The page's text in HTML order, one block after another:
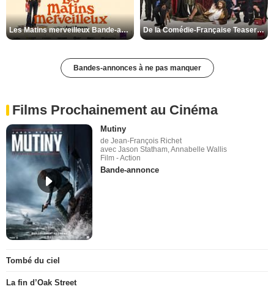
Les Matins merveilleux Bande-annonce VF De la Comédie-Française Teaser VF
Bandes-annonces à ne pas manquer
Films Prochainement au Cinéma
Mutiny
de Jean-François Richet
avec Jason Statham, Annabelle Wallis
Film - Action
Bande-annonce
Tombé du ciel
La fin d’Oak Street